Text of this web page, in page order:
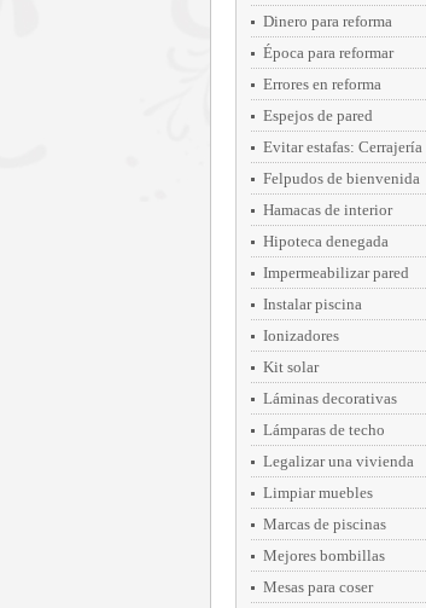
Dinero para reforma
Época para reformar
Errores en reforma
Espejos de pared
Evitar estafas: Cerrajería
Felpudos de bienvenida
Hamacas de interior
Hipoteca denegada
Impermeabilizar pared
Instalar piscina
Ionizadores
Kit solar
Láminas decorativas
Lámparas de techo
Legalizar una vivienda
Limpiar muebles
Marcas de piscinas
Mejores bombillas
Mesas para coser